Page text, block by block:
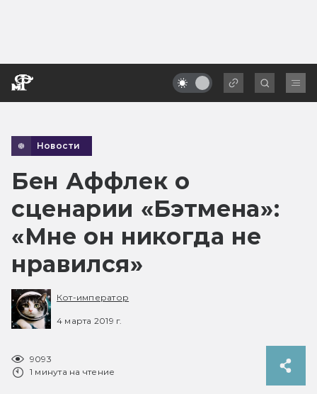
Новости
Бен Аффлек о
сценарии «Бэтмена»:
«Мне он никогда не
нравился»
Кот-император
4 марта 2019 г.
9093
1 минута на чтение